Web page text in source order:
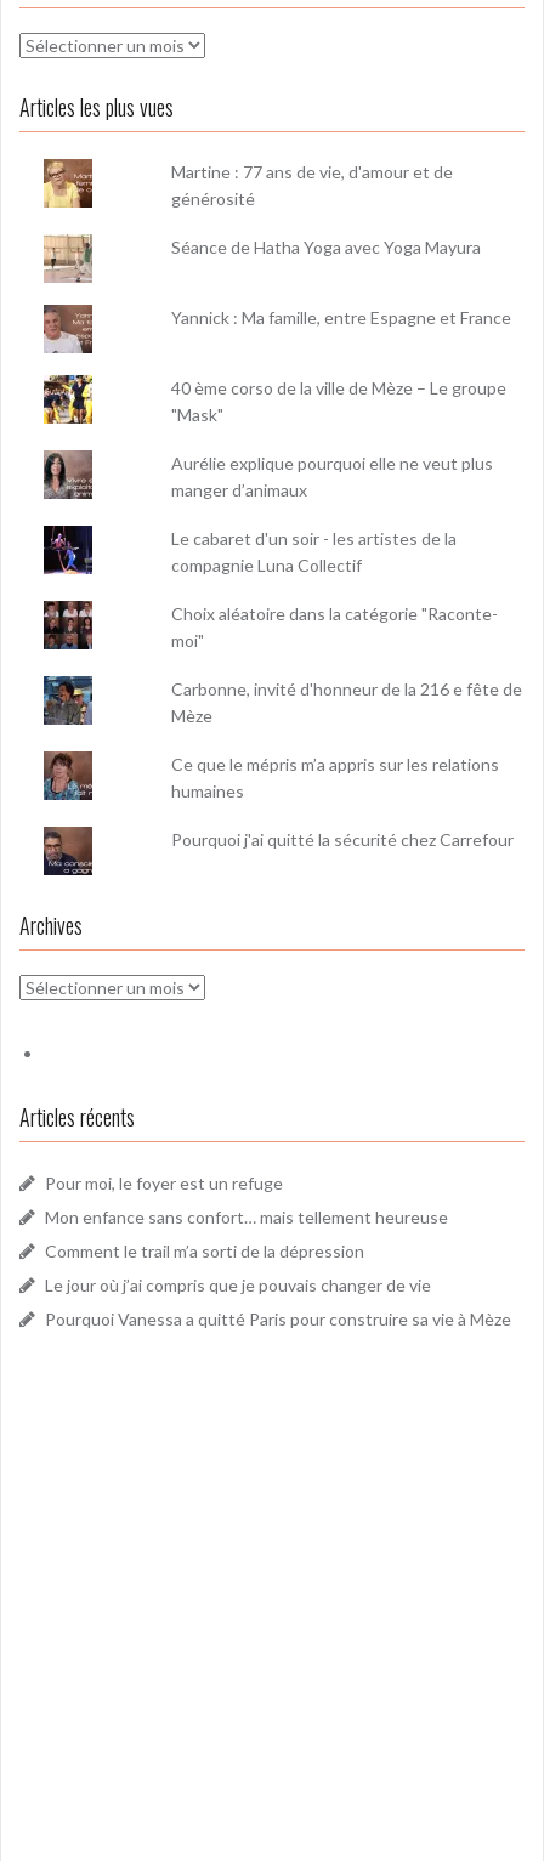
Archives
Articles les plus vues
Martine : 77 ans de vie, d'amour et de
générosité
Séance de Hatha Yoga avec Yoga Mayura
Yannick : Ma famille, entre Espagne et France
40 ème corso de la ville de Mèze – Le groupe
"Mask"
Aurélie explique pourquoi elle ne veut plus
manger d’animaux
Le cabaret d'un soir - les artistes de la
compagnie Luna Collectif
Choix aléatoire dans la catégorie "Raconte-
moi"
Carbonne, invité d'honneur de la 216 e fête de
Mèze
Ce que le mépris m’a appris sur les relations
humaines
Pourquoi j'ai quitté la sécurité chez Carrefour
Archives
Archives
Articles récents
Pour moi, le foyer est un refuge
Mon enfance sans confort… mais tellement heureuse
Comment le trail m’a sorti de la dépression
Le jour où j’ai compris que je pouvais changer de vie
Pourquoi Vanessa a quitté Paris pour construire sa vie à Mèze